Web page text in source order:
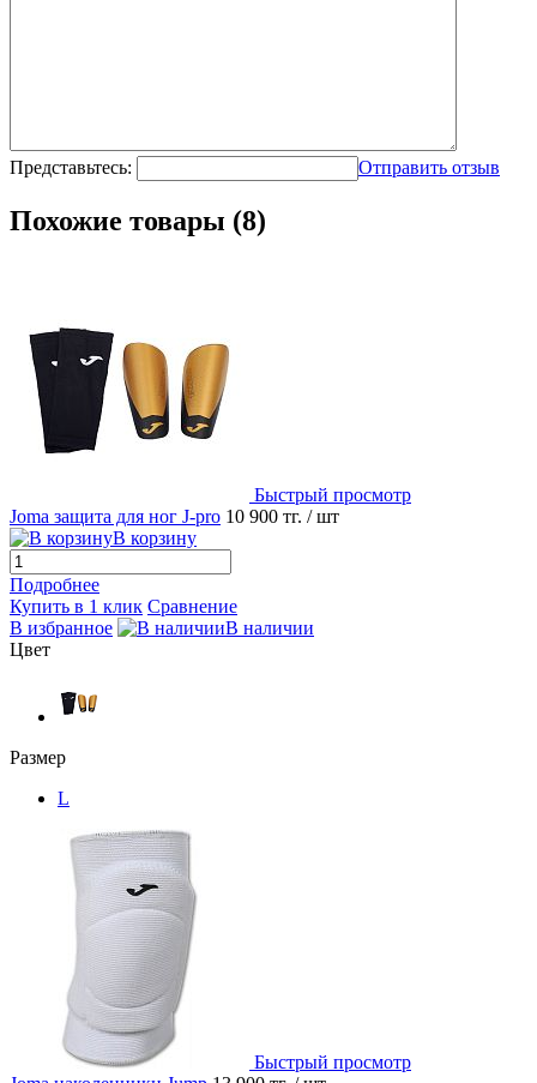
Представьтесь: Отправить отзыв
Похожие товары (8)
Быстрый просмотр
Joma защита для ног J-pro 10 900 тг. / шт
В корзину
Подробнее
Купить в 1 клик Сравнение
В избранное
В наличии
Цвет
Размер
L
Быстрый просмотр